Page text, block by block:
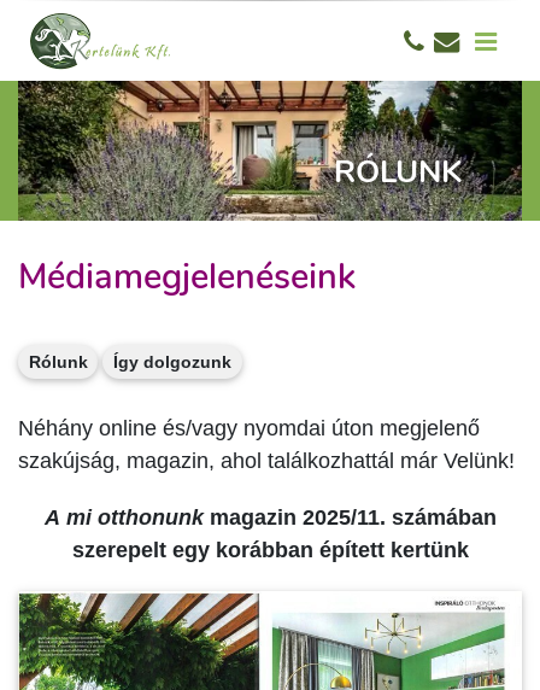
RÓLUNK
Médiamegjelenéseink
Rólunk Így dolgozunk
Néhány online és/vagy nyomdai úton megjelenő
szakújság, magazin, ahol találkozhattál már Velünk!
A mi otthonunkmagazin 2025/11. számában
szerepelt egy korábban épített kertünk